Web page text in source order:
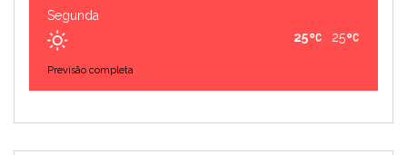
Segunda
25
25
Previsão completa